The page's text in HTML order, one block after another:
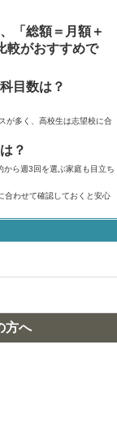
「総額＝月額＋
較がおすすめで
目数は？
が多く、高校生は志望校に合
？
ら週3回を選ぶ家庭も目立ち
合わせて確認しておくと安心
方へ